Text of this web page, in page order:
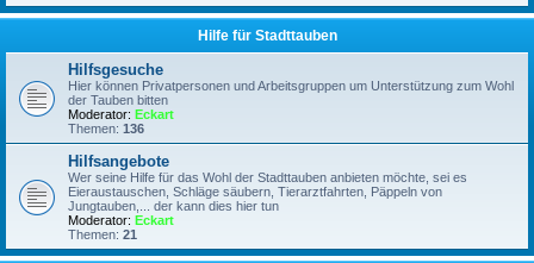
Hilfe für Stadttauben
Hilfsgesuche
Hier können Privatpersonen und Arbeitsgruppen um Unterstützung zum Wohl
der Tauben bitten
Moderator: Eckart
Themen: 136
Hilfsangebote
Wer seine Hilfe für das Wohl der Stadttauben anbieten möchte, sei es
Eieraustauschen, Schläge säubern, Tierarztfahrten, Päppeln von
Jungtauben,... der kann dies hier tun
Moderator: Eckart
Themen: 21